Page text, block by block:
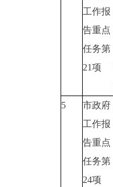
工作报
告重点
任务第
21项
5
市政府
工作报
告重点
任务第
24项